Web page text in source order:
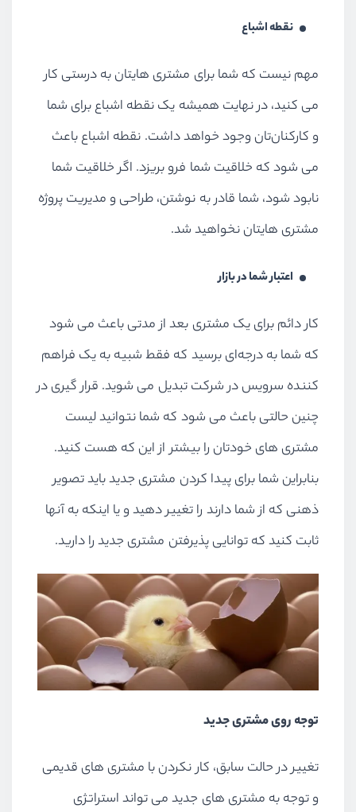
نقطه اشباع
مهم نیست که شما برای مشتری هایتان به درستی کار
می کنید، در نهایت همیشه یک نقطه اشباع برای شما
و کارکنان‌تان وجود خواهد داشت. نقطه اشباع باعث
می شود که خلاقیت شما فرو بریزد. اگر خلاقیت شما
نابود شود، شما قادر به نوشتن، طراحی و مدیریت پروژه
مشتری ‌هایتان نخواهید شد.
اعتبار شما در بازار
کار دائم برای یک مشتری بعد از مدتی باعث می شود
که شما به درجه‌ای برسید که فقط شبیه به یک فراهم
کننده سرویس در شرکت تبدیل می شوید. قرار گیری در
چنین حالتی باعث می شود که شما نتوانید لیست
مشتری های خودتان را بیشتر از این که هست کنید.
بنابراین شما برای پیدا کردن مشتری جدید باید تصویر
ذهنی که از شما دارند را تغییر دهید و یا اینکه به آنها
ثابت کنید که توانایی پذیرفتن مشتری جدید را دارید.
توجه روی مشتری جدید
تغییر در حالت سابق، کار نکردن با مشتری های قدیمی
و توجه به مشتری های جدید می تواند استراتژی